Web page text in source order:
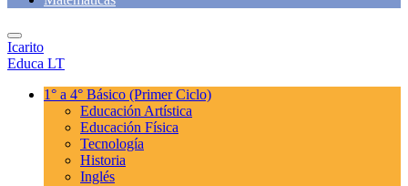
Icarito
Educa LT
1° a 4° Básico (Primer Ciclo)
Educación Artística
Educación Física
Tecnología
Historia
Inglés